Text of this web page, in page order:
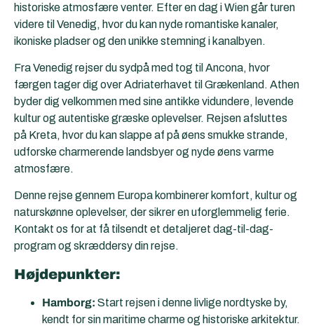
historiske atmosfære venter. Efter en dag i Wien går turen
videre til Venedig, hvor du kan nyde romantiske kanaler,
ikoniske pladser og den unikke stemning i kanalbyen.
Fra Venedig rejser du sydpå med tog til Ancona, hvor
færgen tager dig over Adriaterhavet til Grækenland. Athen
byder dig velkommen med sine antikke vidundere, levende
kultur og autentiske græske oplevelser. Rejsen afsluttes
på Kreta, hvor du kan slappe af på øens smukke strande,
udforske charmerende landsbyer og nyde øens varme
atmosfære.
Denne rejse gennem Europa kombinerer komfort, kultur og
naturskønne oplevelser, der sikrer en uforglemmelig ferie.
Kontakt os for at få tilsendt et detaljeret dag-til-dag-
program og skræddersy din rejse.
Højdepunkter:
Hamborg: Start rejsen i denne livlige nordtyske by,
kendt for sin maritime charme og historiske arkitektur.